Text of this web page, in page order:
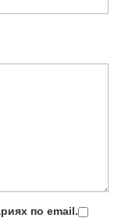
по email.